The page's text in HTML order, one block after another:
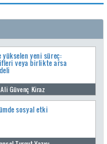
yükselen yeni süreç:
veya birlikte arsa
Ali Güvenç Kiraz
sosyal etki